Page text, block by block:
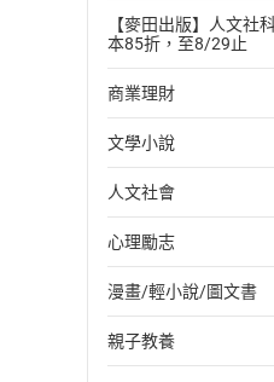
【麥田出版】人文社
本85折，至8/29止
商業理財
投資理財
經濟/趨勢
財務/金融
管理/領導
職場工作術
文學小說
歐美文學
日本文學
韓國文學
華文文學
人文社會
國際關係
政治
社會科學
心理勵志
心靈成長/情緒
人際關係
漫畫/輕小說/圖文書
輕小說
親子教養